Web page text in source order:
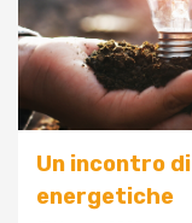
Un incontro
energetiche